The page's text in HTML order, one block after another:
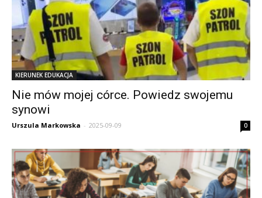
KIERUNEK EDUKACJA
Nie mów mojej córce. Powiedz swojemu
synowi
Urszula Markowska - 2025-09-09 0